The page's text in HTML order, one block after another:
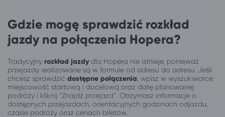
Gdzie mogę sprawdzić rozkład
jazdy na połączenia Hopera?
Tradycyjny rozkład jazdydla Hopera nie istnieje, ponieważ
przejazdy realizowane są w formule od adresu do adresu. Jeśli
chcesz sprawdzić dostępne połączenia , wpisz w wyszukiwarce
miejscowość startową i docelową oraz datę planowanej
podróży i kliknij “Znajdź przejazd”. Otrzymasz informacje o
dostępnych przejazdach, orientacyjnych godzinach odjazdu,
czasie podróży oraz cenach biletów.